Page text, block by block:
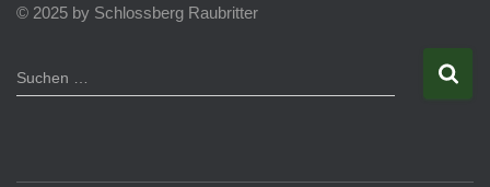
© 2025 by Schlossberg Raubritter
u
Suchen …